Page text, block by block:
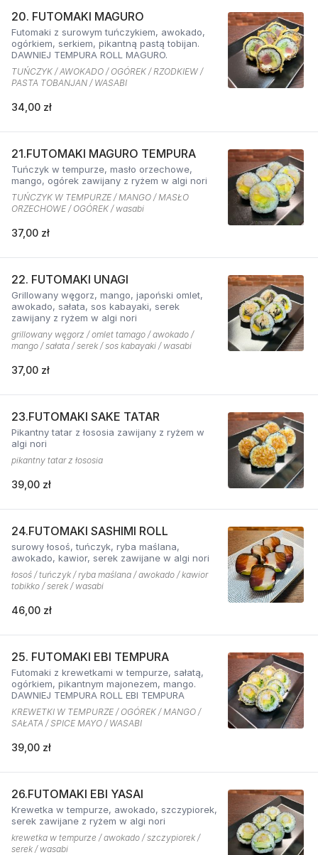
20. FUTOMAKI MAGURO
Futomaki z surowym tuńczykiem, awokado,
ogórkiem, serkiem, pikantną pastą tobijan.
DAWNIEJ TEMPURA ROLL MAGURO.
TUŃCZYK / AWOKADO / OGÓREK / RZODKIEW /
PASTA TOBANJAN / WASABI
34,00 zł
21.FUTOMAKI MAGURO TEMPURA
Tuńczyk w tempurze, masło orzechowe,
mango, ogórek zawijany z ryżem w algi nori
TUŃCZYK W TEMPURZE / MANGO / MASŁO
ORZECHOWE / OGÓREK / wasabi
37,00 zł
22. FUTOMAKI UNAGI
Grillowany węgorz, mango, japoński omlet,
awokado, sałata, sos kabayaki, serek
zawijany z ryżem w algi nori
grillowany węgorz / omlet tamago / awokado /
mango / sałata / serek / sos kabayaki / wasabi
37,00 zł
23.FUTOMAKI SAKE TATAR
Pikantny tatar z łososia zawijany z ryżem w
algi nori
pikantny tatar z łososia
39,00 zł
24.FUTOMAKI SASHIMI ROLL
surowy łosoś, tuńczyk, ryba maślana,
awokado, kawior, serek zawijane w algi nori
łosoś / tuńczyk / ryba maślana / awokado / kawior
tobikko / serek / wasabi
46,00 zł
25. FUTOMAKI EBI TEMPURA
Futomaki z krewetkami w tempurze, sałatą,
ogórkiem, pikantnym majonezem, mango.
DAWNIEJ TEMPURA ROLL EBI TEMPURA
KREWETKI W TEMPURZE / OGÓREK / MANGO /
SAŁATA / SPICE MAYO / WASABI
39,00 zł
26.FUTOMAKI EBI YASAI
Krewetka w tempurze, awokado, szczypiorek,
serek zawijane z ryżem w algi nori
krewetka w tempurze / awokado / szczypiorek /
serek / wasabi